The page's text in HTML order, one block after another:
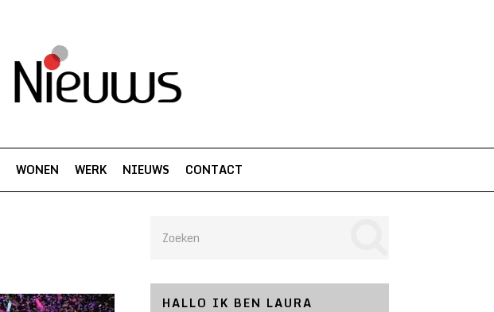
WONEN WERK NIEUWS CONTACT
HALLO IK BEN LAURA